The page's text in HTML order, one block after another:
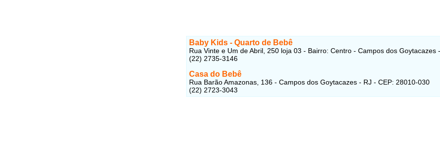
Baby Kids - Quarto de Bebê
Rua Vinte e Um de Abril, 250 loja 03 - Bairro: Centro - Campos dos Goytacazes
(22) 2735-3146
Casa do Bebê
Rua Barão Amazonas, 136 - Campos dos Goytacazes - RJ - CEP: 28010-030
(22) 2723-3043